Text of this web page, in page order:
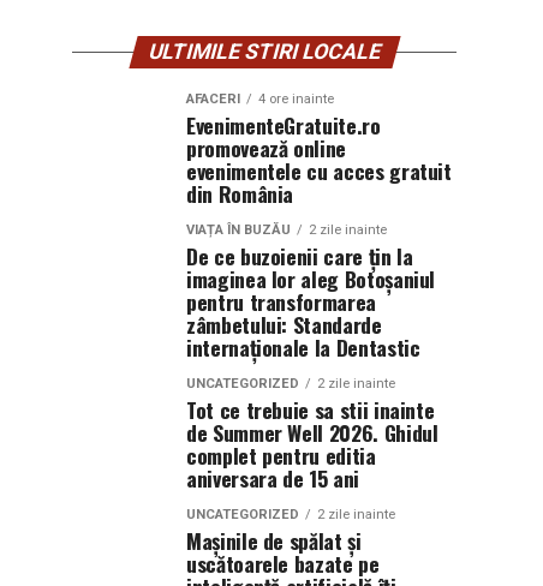
ULTIMILE STIRI LOCALE
AFACERI 4 ore inainte
EvenimenteGratuite.ro
promovează online
evenimentele cu acces gratuit
din România
VIAȚA ÎN BUZĂU 2 zile inainte
De ce buzoienii care țin la
imaginea lor aleg Botoșaniul
pentru transformarea
zâmbetului: Standarde
internaționale la Dentastic
UNCATEGORIZED 2 zile inainte
Tot ce trebuie sa stii inainte
de Summer Well 2026. Ghidul
complet pentru editia
aniversara de 15 ani
UNCATEGORIZED 2 zile inainte
Mașinile de spălat și
uscătoarele bazate pe